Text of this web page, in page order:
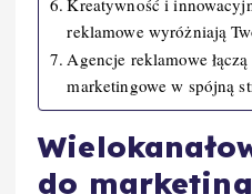
Kreatywność i
reklamowe wyróżniają
Agencje reklamowe
marketingowe w spójną
do